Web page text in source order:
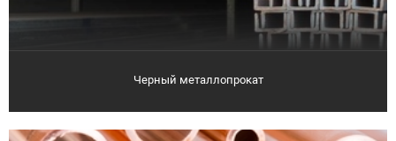
Черный металлопрокат